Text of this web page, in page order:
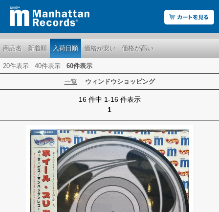
商品名 新着順 入荷日順 価格が安い 価格が高い
20件表示 40件表示 60件表示
一覧 ウィンドウショッピング
16 件中 1-16 件表示
1